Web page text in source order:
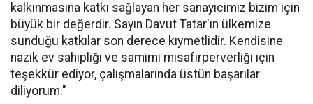
kalkınmasına katkı sağlayan her sanayicimiz bizim için
büyük bir değerdir. Sayın Davut Tatar'ın ülkemize
sunduğu katkılar son derece kıymetlidir. Kendisine
nazik ev sahipliği ve samimi misafirperverliği için
teşekkür ediyor, çalışmalarında üstün başarılar
diliyorum."